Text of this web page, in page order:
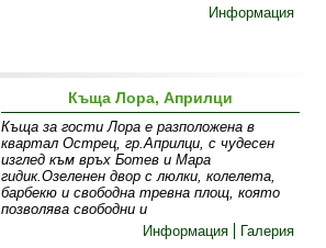
Информация
Къща Лора, Априлци
Къща за гости Лора е разположена в
квартал Острец, гр.Априлци, с чудесен
изглед към връх Ботев и Мара
гидик.Озеленен двор с люлки, колелета,
барбекю и свободна тревна площ, която
позволява свободни и
Информация
Галерия